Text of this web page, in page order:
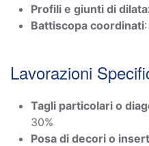
Profili e giunti di
Battiscopa coordinati
Lavorazioni
Tagli particolari o
30%
Posa di decori o